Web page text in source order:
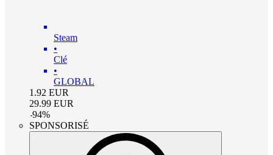
Steam
•
Clé
•
GLOBAL
1.92 EUR
29.99 EUR
-94%
SPONSORISÉ